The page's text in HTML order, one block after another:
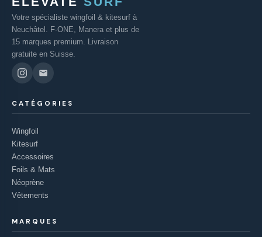
Votre spécialiste wingfoil & kitesurf à
Neuchâtel. F-ONE, Manera et plus de
15 marques premium. Livraison
gratuite en Suisse.
CATÉGORIES
Wingfoil
Kitesurf
Accessoires
Foils & Mats
Néoprène
Vêtements
MARQUES